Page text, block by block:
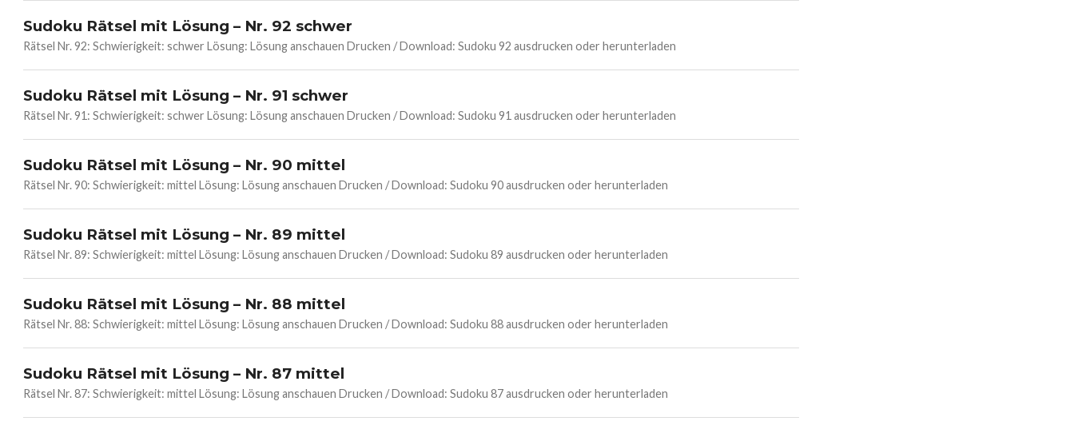
Sudoku Rätsel mit Lösung – Nr. 92 schwer
Rätsel Nr. 92: Schwierigkeit: schwer Lösung: Lösung anschauen Drucken / Download: Sudoku 92 ausdrucken oder herunterladen
Sudoku Rätsel mit Lösung – Nr. 91 schwer
Rätsel Nr. 91: Schwierigkeit: schwer Lösung: Lösung anschauen Drucken / Download: Sudoku 91 ausdrucken oder herunterladen
Sudoku Rätsel mit Lösung – Nr. 90 mittel
Rätsel Nr. 90: Schwierigkeit: mittel Lösung: Lösung anschauen Drucken / Download: Sudoku 90 ausdrucken oder herunterladen
Sudoku Rätsel mit Lösung – Nr. 89 mittel
Rätsel Nr. 89: Schwierigkeit: mittel Lösung: Lösung anschauen Drucken / Download: Sudoku 89 ausdrucken oder herunterladen
Sudoku Rätsel mit Lösung – Nr. 88 mittel
Rätsel Nr. 88: Schwierigkeit: mittel Lösung: Lösung anschauen Drucken / Download: Sudoku 88 ausdrucken oder herunterladen
Sudoku Rätsel mit Lösung – Nr. 87 mittel
Rätsel Nr. 87: Schwierigkeit: mittel Lösung: Lösung anschauen Drucken / Download: Sudoku 87 ausdrucken oder herunterladen